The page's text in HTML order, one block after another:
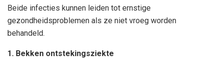
Beide infecties kunnen leiden tot ernstige
gezondheidsproblemen als ze niet vroeg worden
behandeld.
1. Bekken ontstekingsziekte